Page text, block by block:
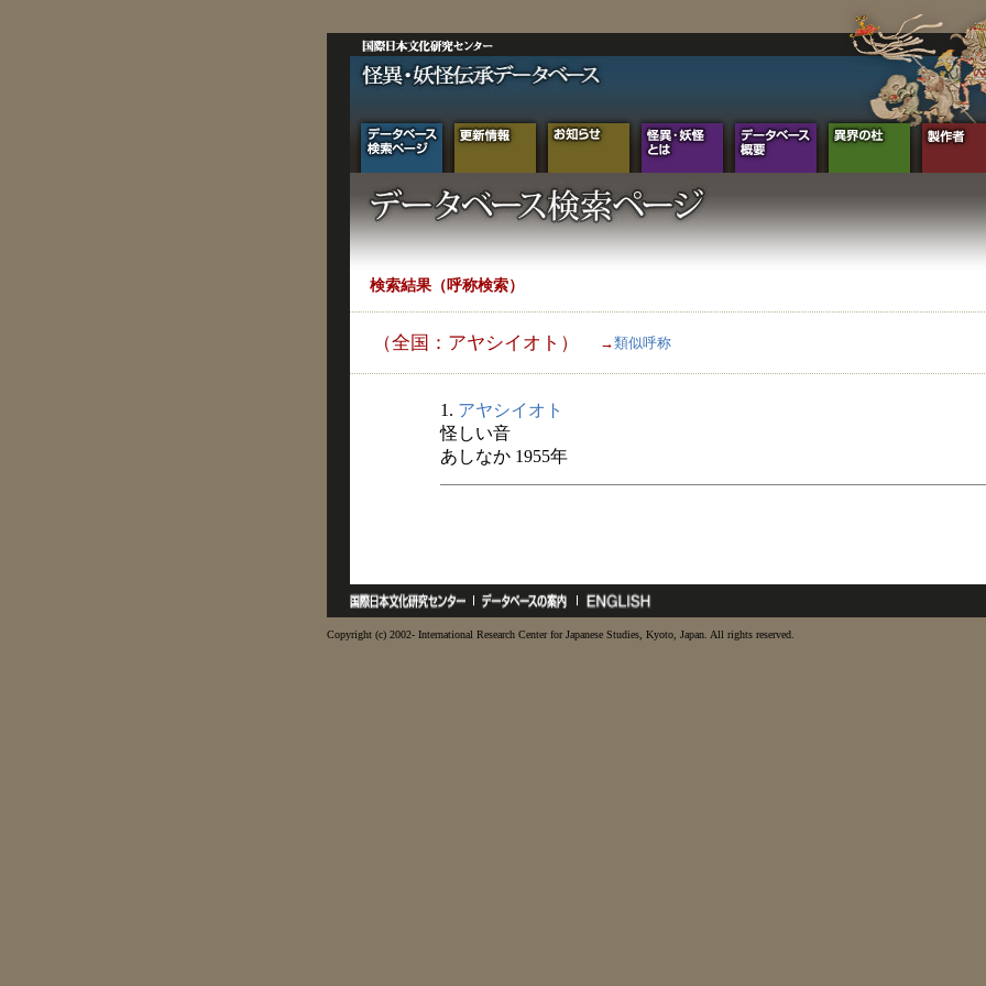
検索結果（呼称検索）
（全国：アヤシイオト） →類似呼称
1. アヤシイオト
怪しい音
あしなか 1955年
Copyright (c) 2002- International Research Center for Japanese Studies, Kyoto, Japan. All rights reserved.